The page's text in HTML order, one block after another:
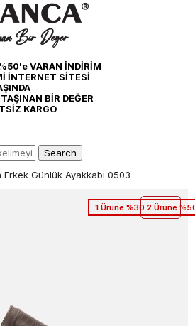
VARAN İNDİRİM
İNTERNET SİTESİ
BİR DEĞER
KARGO
Erkek Günlük Ayakkabı 0503
1.Ürüne %30 2.Ürüne